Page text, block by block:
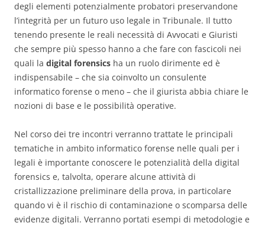
degli elementi potenzialmente probatori preservandone
l’integrità per un futuro uso legale in Tribunale. Il tutto
tenendo presente le reali necessità di Avvocati e Giuristi
che sempre più spesso hanno a che fare con fascicoli nei
quali la digital forensics ha un ruolo dirimente ed è
indispensabile – che sia coinvolto un consulente
informatico forense o meno – che il giurista abbia chiare le
nozioni di base e le possibilità operative.
Nel corso dei tre incontri verranno trattate le principali
tematiche in ambito informatico forense nelle quali per i
legali è importante conoscere le potenzialità della digital
forensics e, talvolta, operare alcune attività di
cristallizzazione preliminare della prova, in particolare
quando vi è il rischio di contaminazione o scomparsa delle
evidenze digitali. Verranno portati esempi di metodologie e